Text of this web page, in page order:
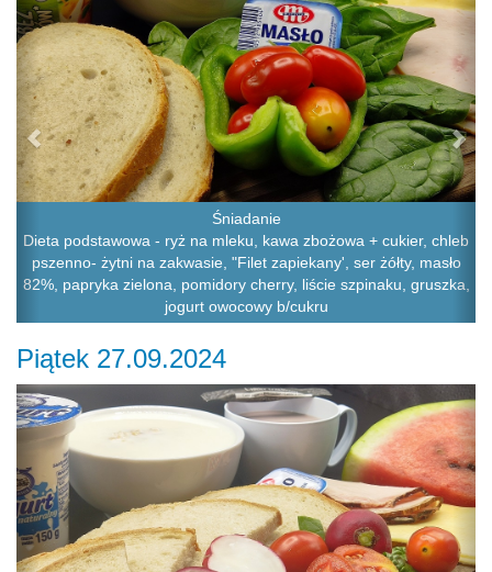
Śniadanie
Dieta podstawowa - ryż na mleku, kawa zbożowa + cukier, chleb
pszenno- żytni na zakwasie, "Filet zapiekany', ser żółty, masło
82%, papryka zielona, pomidory cherry, liście szpinaku, gruszka,
jogurt owocowy b/cukru
Piątek 27.09.2024
Previous